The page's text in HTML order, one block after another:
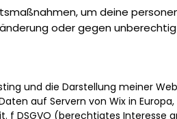
um deine
oder gegen
und die Darstellung meiner
auf Servern von Wix in
f DSGVO (berechtigtes Interesse